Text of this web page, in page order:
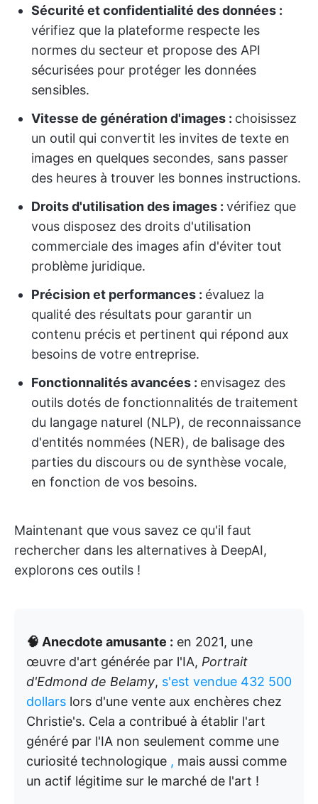
Sécurité et confidentialité des données :
vérifiez que la plateforme respecte les
normes du secteur et propose des API
sécurisées pour protéger les données
sensibles.
Vitesse de génération d'images : choisissez
un outil qui convertit les invites de texte en
images en quelques secondes, sans passer
des heures à trouver les bonnes instructions.
Droits d'utilisation des images : vérifiez que
vous disposez des droits d'utilisation
commerciale des images afin d'éviter tout
problème juridique.
Précision et performances : évaluez la
qualité des résultats pour garantir un
contenu précis et pertinent qui répond aux
besoins de votre entreprise.
Fonctionnalités avancées : envisagez des
outils dotés de fonctionnalités de traitement
du langage naturel (NLP), de reconnaissance
d'entités nommées (NER), de balisage des
parties du discours ou de synthèse vocale,
en fonction de vos besoins.
Maintenant que vous savez ce qu'il faut
rechercher dans les alternatives à DeepAI,
explorons ces outils !
🧠 Anecdote amusante : en 2021, une
œuvre d'art générée par l'IA, Portrait
d'Edmond de Belamy, s'est vendue 432 500
dollars lors d'une vente aux enchères chez
Christie's. Cela a contribué à établir l'art
généré par l'IA non seulement comme une
curiosité technologique , mais aussi comme
un actif légitime sur le marché de l'art !